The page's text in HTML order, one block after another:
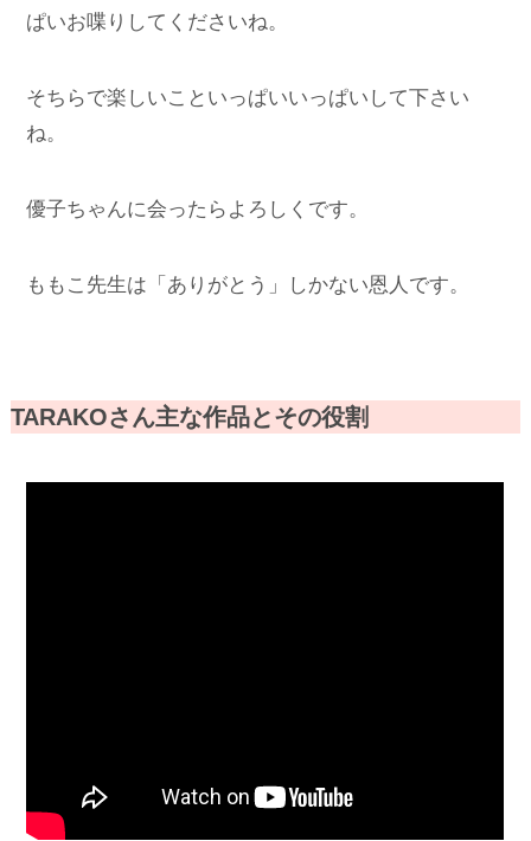
ぱいお喋りしてくださいね。
そちらで楽しいこといっぱいいっぱいして下さい
ね。
優子ちゃんに会ったらよろしくです。
ももこ先生は「ありがとう」しかない恩人です。
TARAKOさん主な作品とその役割